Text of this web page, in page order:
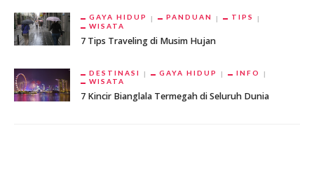
GAYA HIDUP PANDUAN
TIPS
WISATA
7 Tips Traveling di Musim Hujan
DESTINASI GAYA HIDUP
INFO
WISATA
7 Kincir Bianglala Termegah di Seluruh Dunia